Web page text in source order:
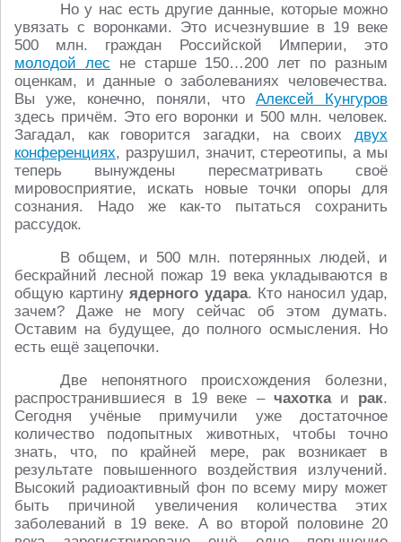
Но у нас есть другие данные, которые можно
увязать с воронками. Это исчезнувшие в 19 веке
500 млн. граждан Российской Империи, это
молодой лес не старше 150…200 лет по разным
оценкам, и данные о заболеваниях человечества.
Вы уже, конечно, поняли, что Алексей Кунгуров
здесь причём. Это его воронки и 500 млн. человек.
Загадал, как говорится загадки, на своих двух
конференциях, разрушил, значит, стереотипы, а мы
теперь вынуждены пересматривать своё
мировосприятие, искать новые точки опоры для
сознания. Надо же как-то пытаться сохранить
рассудок.
В общем, и 500 млн. потерянных людей, и
бескрайний лесной пожар 19 века укладываются в
общую картинуядерного удара. Кто наносил удар,
зачем? Даже не могу сейчас об этом думать.
Оставим на будущее, до полного осмысления. Но
есть ещё зацепочки.
Две непонятного происхождения болезни,
распространившиеся в 19 веке – чахоткаи рак.
Сегодня учёные примучили уже достаточное
количество подопытных животных, чтобы точно
знать, что, по крайней мере, рак возникает в
результате повышенного воздействия излучений.
Высокий радиоактивный фон по всему миру может
быть причиной увеличения количества этих
заболеваний в 19 веке. А во второй половине 20